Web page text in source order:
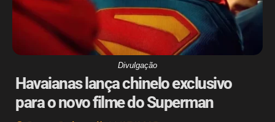
Divulgação
Havaianas lança chinelo exclusivo
para o novo filme do Superman